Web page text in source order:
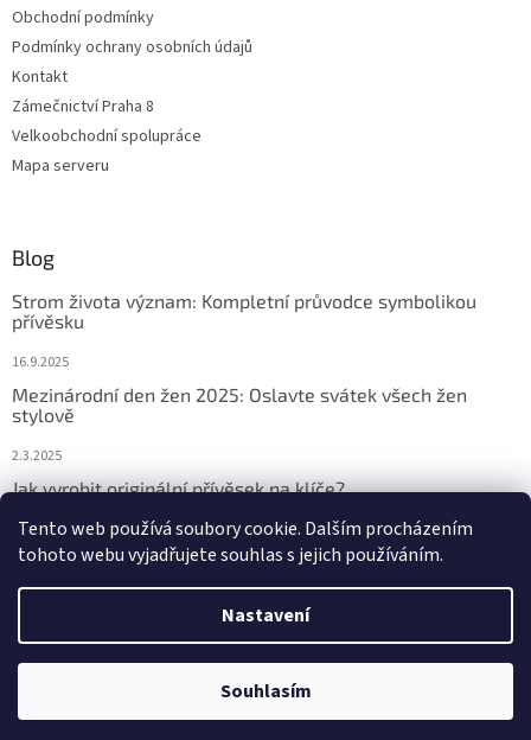
Tento web používá soubory cookie. Dalším procházením
tohoto webu vyjadřujete souhlas s jejich používáním.
Nastavení
Souhlasím
Obchodní podmínky
Podmínky ochrany osobních údajů
Kontakt
Zámečnictví Praha 8
Velkoobchodní spolupráce
Mapa serveru
Blog
Strom života význam: Kompletní průvodce symbolikou
přívěsku
16.9.2025
Mezinárodní den žen 2025: Oslavte svátek všech žen
stylově
2.3.2025
Jak vyrobit originální přívěsek na klíče?
2.3.2025
Vytvořil Shoptet
Přívěsky na klíče. Všechna práva vyhrazena.